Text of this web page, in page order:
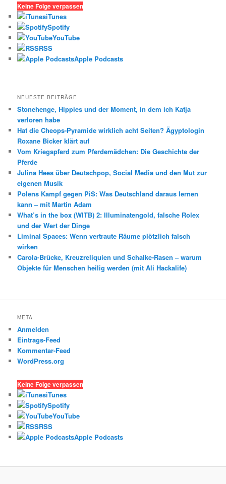
h
e
n
Keine Folge verpassen
iTunes
Spotify
YouTube
RSS
Apple Podcasts
NEUESTE BEITRÄGE
Stonehenge, Hippies und der Moment, in dem ich Katja
verloren habe
Hat die Cheops-Pyramide wirklich acht Seiten? Ägyptologin
Roxane Bicker klärt auf
Vom Kriegspferd zum Pferdemädchen: Die Geschichte der
Pferde
Julina Hees über Deutschpop, Social Media und den Mut zur
eigenen Musik
Polens Kampf gegen PiS: Was Deutschland daraus lernen
kann – mit Martin Adam
What’s in the box (WITB) 2: Illuminatengold, falsche Rolex
und der Wert der Dinge
Liminal Spaces: Wenn vertraute Räume plötzlich falsch
wirken
Carola-Brücke, Kreuzreliquien und Schalke-Rasen – warum
Objekte für Menschen heilig werden (mit Ali Hackalife)
META
Anmelden
Eintrags-Feed
Kommentar-Feed
WordPress.org
Keine Folge verpassen
iTunes
Spotify
YouTube
RSS
Apple Podcasts